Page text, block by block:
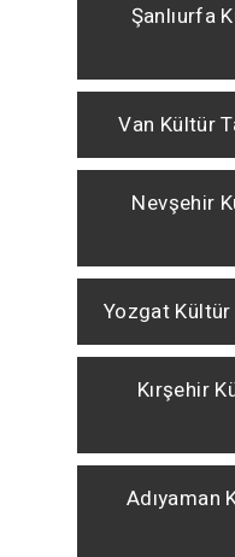
Şanlıurfa
Van Kültür
Nevşehir
Yozgat Kültür
Kırşehir
Adıyaman